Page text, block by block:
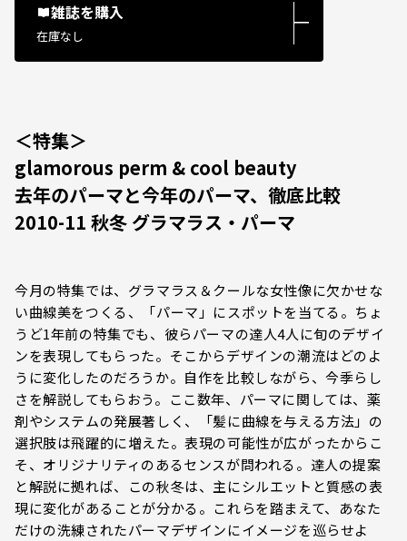
雑誌を購入
在庫なし
―
＜特集＞
glamorous perm & cool beauty
去年のパーマと今年のパーマ、徹底比較
2010-11 秋冬 グラマラス・パーマ
今月の特集では、グラマラス＆クールな女性像に欠かせな
い曲線美をつくる、「パーマ」にスポットを当てる。ちょ
うど1年前の特集でも、彼らパーマの達人4人に旬のデザイ
ンを表現してもらった。そこからデザインの潮流はどのよ
うに変化したのだろうか。自作を比較しながら、今季らし
さを解説してもらおう。ここ数年、パーマに関しては、薬
剤やシステムの発展著しく、「髪に曲線を与える方法」の
選択肢は飛躍的に増えた。表現の可能性が広がったからこ
そ、オリジナリティのあるセンスが問われる。達人の提案
と解説に拠れば、この秋冬は、主にシルエットと質感の表
現に変化があることが分かる。これらを踏まえて、あなた
だけの洗練されたパーマデザインにイメージを巡らせよ